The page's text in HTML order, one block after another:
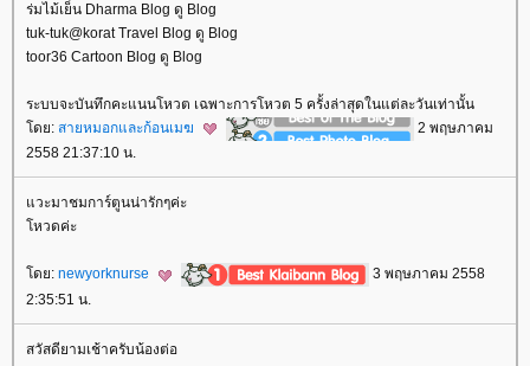
ร่มไม้เย็น Dharma Blog ดู Blog
tuk-tuk@korat Travel Blog ดู Blog
toor36 Cartoon Blog ดู Blog
ระบบจะบันทึกคะแนนโหวต เฉพาะการโหวต 5 ครั้งล่าสุดในแต่ละวันเท่านั้น
ดย: สายหมอกและก้อนเมฆ
2 พฤษภาคม
2558 21:37:10 น.
วะมาชมการ์ตูนน่ารักๆค่ะ
หวดค่ะ
ดย: newyorknurse
3 พฤษภาคม 2558
2:35:51 น.
สวัสดียามเช้าครับน้องต่อ